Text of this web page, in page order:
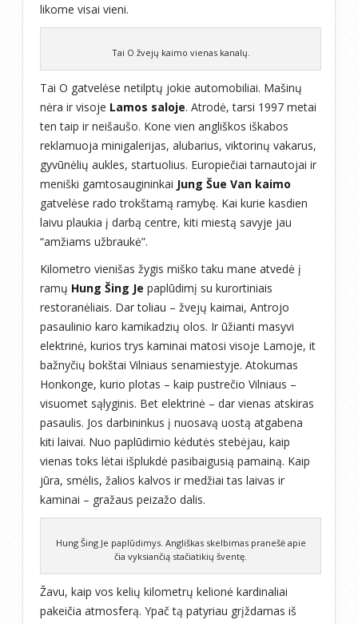
likome visai vieni.
Tai O žvejų kaimo vienas kanalų.
Tai O gatvelėse netilptų jokie automobiliai. Mašinų
nėra ir visoje Lamos saloje. Atrodė, tarsi 1997 metai
ten taip ir neišaušo. Kone vien angliškos iškabos
reklamuoja minigalerijas, alubarius, viktorinų vakarus,
gyvūnėlių aukles, startuolius. Europiečiai tarnautojai ir
meniški gamtosaugininkai Jung Šue Van kaimo
gatvelėse rado trokštamą ramybę. Kai kurie kasdien
laivu plaukia į darbą centre, kiti miestą savyje jau
“amžiams užbraukė”.
Kilometro vienišas žygis miško taku mane atvedė į
ramų Hung Šing Je paplūdimį su kurortiniais
restoranėliais. Dar toliau – žvejų kaimai, Antrojo
pasaulinio karo kamikadzių olos. Ir ūžianti masyvi
elektrinė, kurios trys kaminai matosi visoje Lamoje, it
bažnyčių bokštai Vilniaus senamiestyje. Atokumas
Honkonge, kurio plotas – kaip pustrečio Vilniaus –
visuomet sąlyginis. Bet elektrinė – dar vienas atskiras
pasaulis. Jos darbininkus į nuosavą uostą atgabena
kiti laivai. Nuo paplūdimio kėdutės stebėjau, kaip
vienas toks lėtai išplukdė pasibaigusią pamainą. Kaip
jūra, smėlis, žalios kalvos ir medžiai tas laivas ir
kaminai – gražaus peizažo dalis.
Hung Šing Je paplūdimys. Angliškas skelbimas pranešė apie
čia vyksiančią stačiatikių šventę.
Žavu, kaip vos kelių kilometrų kelionė kardinaliai
pakeičia atmosferą. Ypač tą patyriau grįždamas iš